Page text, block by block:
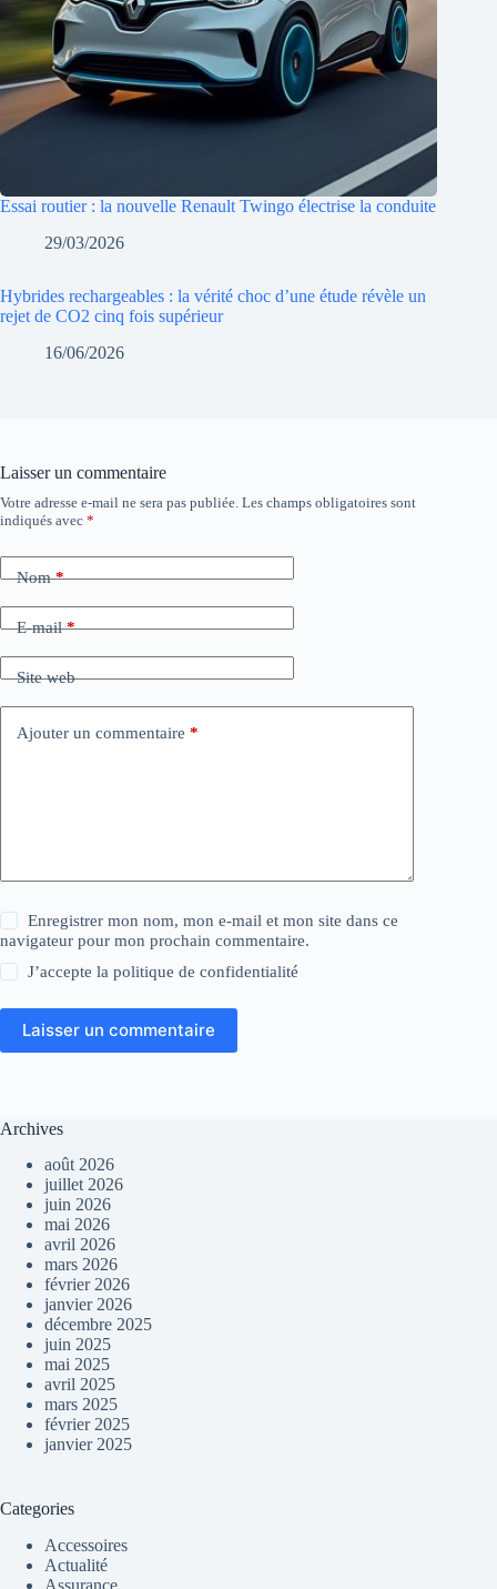
Essai routier : la nouvelle Renault Twingo électrise la conduite
29/03/2026
Hybrides rechargeables : la vérité choc d’une étude révèle un
rejet de CO2 cinq fois supérieur
16/06/2026
Laisser un commentaire
Votre adresse e-mail ne sera pas publiée. Les champs obligatoires sont
indiqués avec *
Nom*
E-mail*
Site web
Ajouter un commentaire *
Enregistrer mon nom, mon e-mail et mon site dans ce
navigateur pour mon prochain commentaire.
J’accepte lapolitique de confidentialité
Laisser un commentaire
Archives
août 2026
juillet 2026
juin 2026
mai 2026
avril 2026
mars 2026
février 2026
janvier 2026
décembre 2025
juin 2025
mai 2025
avril 2025
mars 2025
février 2025
janvier 2025
Categories
Accessoires
Actualité